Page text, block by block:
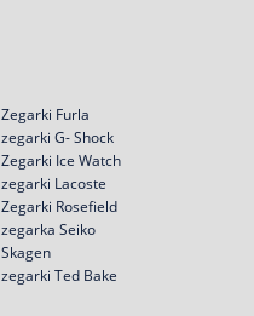
Zegarki Furla
zegarki G- Shock
Zegarki Ice Watch
zegarki Lacoste
Zegarki Rosefield
zegarka Seiko
Skagen
zegarki Ted Bake